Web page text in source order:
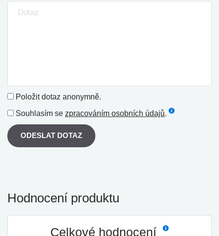
Položit dotaz anonymně.
Souhlasím se zpracováním osobních údajů.
ODESLAT DOTAZ
Hodnocení produktu
Celkové hodnocení